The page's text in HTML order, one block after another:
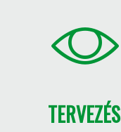
TERVEZÉS